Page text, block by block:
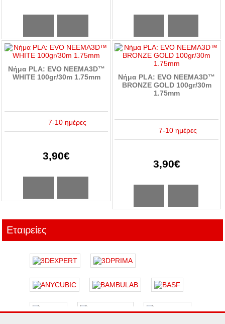
Νήμα PLA: EVO NEEMA3D™
WHITE 100gr/30m 1.75mm
7-10 ημέρες
3,90€
Νήμα PLA: EVO NEEMA3D™
BRONZE GOLD 100gr/30m
1.75mm
7-10 ημέρες
3,90€
Εταιρείες